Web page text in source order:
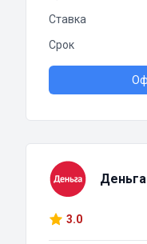
Ставка
Срок
Деньга
3.0